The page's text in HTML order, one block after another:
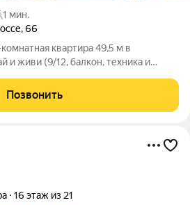
1 мин.
,66
квартира 49,5 м в
и живи (9/12, балкон, техника и
кухни 6,5 м.
9
Позвонить
16 этаж из 21